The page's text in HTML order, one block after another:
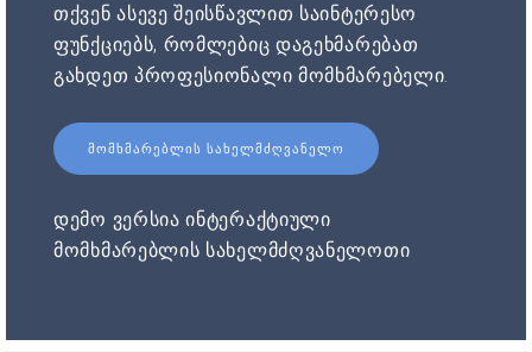
თქვენ ასევე შეისწავლით საინტერესო
ფუნქციებს, რომლებიც დაგეხმარებათ
გახდეთ პროფესიონალი მომხმარებელი.
ᲛᲝᲛᲮᲛᲐᲠᲔᲑᲚᲘᲡ ᲡᲐᲮᲔᲚᲛᲫᲦᲕᲐᲜᲔᲚᲝ
დემო ვერსია ინტერაქტიული
მომხმარებლის სახელმძღვანელოთი